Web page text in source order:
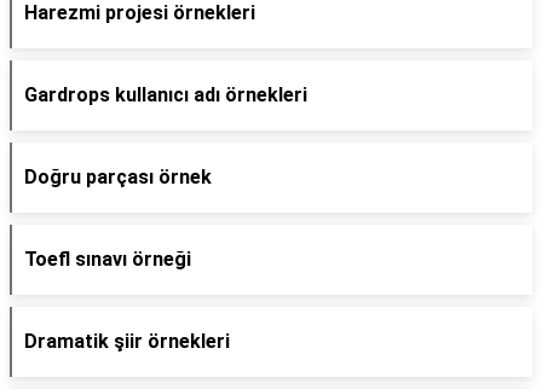
Harezmi projesi örnekleri
Gardrops kullanıcı adı örnekleri
Doğru parçası örnek
Toefl sınavı örneği
Dramatik şiir örnekleri